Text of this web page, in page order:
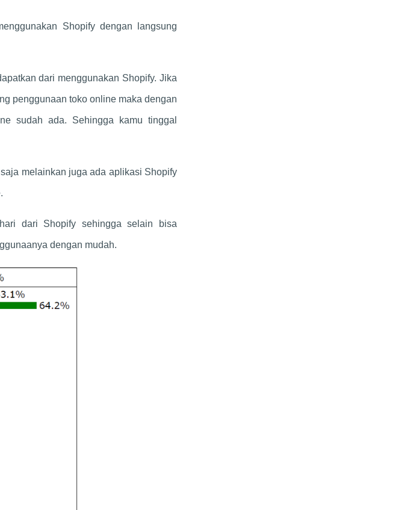
Shopify dengan langsung
dari menggunakan Shopify. Jika
penggunaan toko online maka dengan
sudah ada. Sehingga kamu tinggal
melainkan juga ada aplikasi Shopify
dari Shopify sehingga selain bisa
dengan mudah.